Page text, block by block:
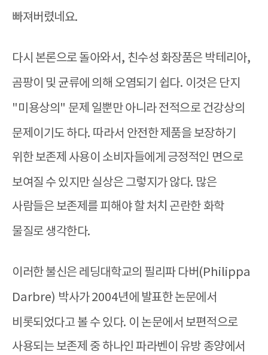
빠져버렸네요.
다시 본론으로 돌아와서, 친수성 화장품은 박테리아,
곰팡이 및 균류에 의해 오염되기 쉽다. 이것은 단지
"미용상의 " 문제 일뿐만 아니라 전적으로 건강상의
문제이기도 하다. 따라서 안전한 제품을 보장하기
위한 보존제 사용이 소비자들에게 긍정적인 면으로
보여질 수 있지만 실상은 그렇지가 않다. 많은
사람들은 보존제를 피해야 할 처치 곤란한 화학
물질로 생각한다.
이러한 불신은 레딩대학교의 필리파 다버(Philippa
Darbre) 박사가2004년에 발표한 논문에서
비롯되었다고 볼 수 있다. 이 논문에서 보편적으로
사용되는 보존제 중 하나인 파라벤이 유방 종양에서